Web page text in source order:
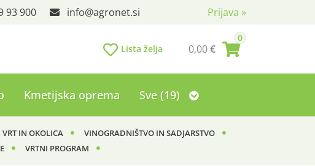
Prijava »
93 900 info agronet.si
0
0,00€
Lista želja
Kmetijska oprema Sve (19)
VRT IN OKOLICA
VINOGRADNIŠTVO IN SADJARSTVO
VRTNI PROGRAM